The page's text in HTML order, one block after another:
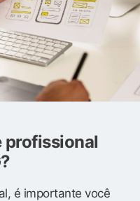
profissional
é importante você